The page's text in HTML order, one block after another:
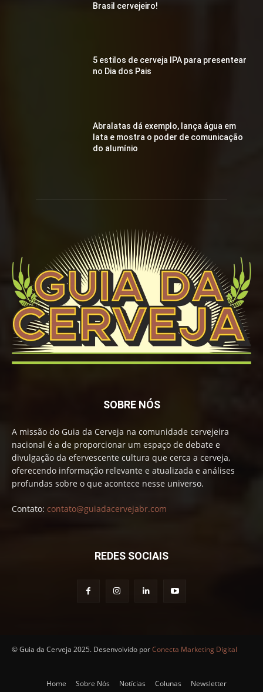
Brasil cervejeiro!
5 estilos de cerveja IPA para presentear
no Dia dos Pais
Abralatas dá exemplo, lança água em
lata e mostra o poder de comunicação
do alumínio
SOBRE NÓS
A missão do Guia da Cerveja na comunidade cervejeira
nacional é a de proporcionar um espaço de debate e
divulgação da efervescente cultura que cerca a cerveja,
oferecendo informação relevante e atualizada e análises
profundas sobre o que acontece nesse universo.
Contato: contato@guiadacervejabr.com
REDES SOCIAIS
© Guia da Cerveja 2025. Desenvolvido porConecta Marketing Digital
Home Sobre Nós Notícias Colunas Newsletter